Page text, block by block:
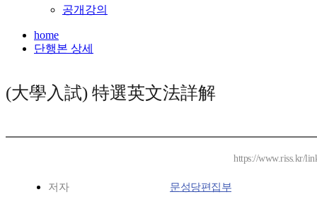
공개강의
home
단행본 상세
(大學入試) 特選英文法詳解
https://www.riss.kr/
저자 문성당편집부